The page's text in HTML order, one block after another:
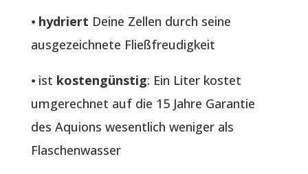
⦁ hydriert Deine Zellen durch seine
ausgezeichnete Fließfreudigkeit
⦁ ist kostengünstig: Ein Liter kostet
umgerechnet auf die 15 Jahre Garantie
des Aquions wesentlich weniger als
Flaschenwasser